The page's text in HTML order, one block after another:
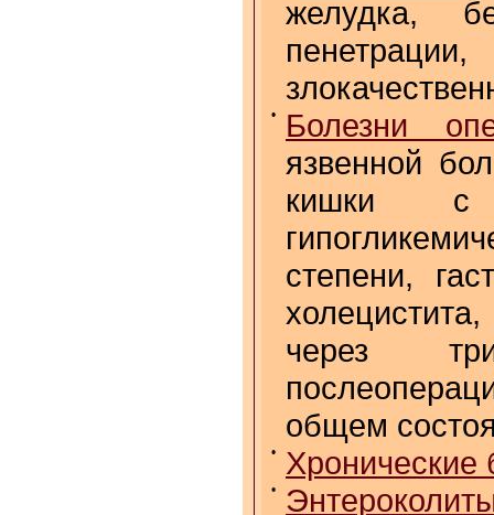
желудка,
•
Болезни
язвенной
кишки с
степени,
через
общем
• Хронические
•